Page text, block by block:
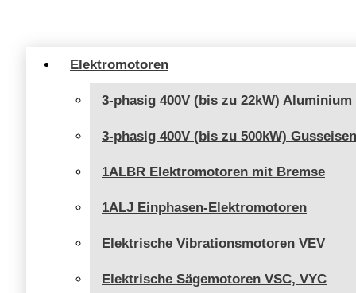
Elektromotoren
3-phasig 400V (bis zu 22kW) Aluminium
3-phasig 400V (bis zu 500kW) Gusseisen
1ALBR Elektromotoren mit Bremse
1ALJ Einphasen-Elektromotoren
Elektrische Vibrationsmotoren VEV
Elektrische Sägemotoren VSC, VYC